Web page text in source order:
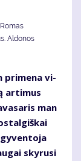
Aldonos
pri­me­na vi­
ar­ti­mus
man
sky­ru­si